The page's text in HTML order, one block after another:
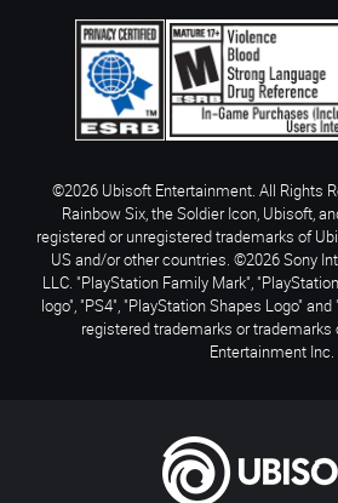
©2026 Ubisoft Entertainment. All Rights
Rainbow Six, the Soldier Icon, Ubisoft,
registered or unregistered trademarks of
US and/or other countries. ©2026 Sony
LLC. "PlayStation Family Mark",
logo", "PS4", "PlayStation Shapes Logo"
registered trademarks or trademarks
Entertainment Inc.